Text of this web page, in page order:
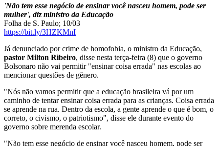
'Não tem esse negócio de ensinar você nasceu homem, pode ser
mulher', diz ministro da Educação
Folha de S. Paulo; 10/03
https://bit.ly/3HZKMnI
Já denunciado por crime de homofobia, o ministro da Educação,
pastor Milton Ribeiro, disse nesta terça-feira (8) que o governo
Bolsonaro não vai permitir "ensinar coisa errada" nas escolas ao
mencionar questões de gênero.
"Nós não vamos permitir que a educação brasileira vá por um
caminho de tentar ensinar coisa errada para as crianças. Coisa errada
se aprende na rua. Dentro da escola, a gente aprende o que é bom, o
correto, o civismo, o patriotismo", disse ele durante evento do
governo sobre merenda escolar.
"Não tem esse negócio de ensinar você nasceu homem, pode ser